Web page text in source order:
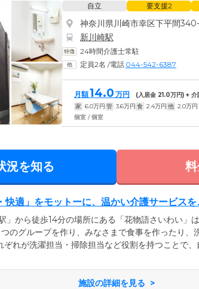
自立 要支援2
神奈川県川崎市幸区下平間
新川崎駅
24時間介護士常駐
定員2名 /電話 044-542-6387
月額14.0 万円 (入居金 21.0万円) + 介
家 6.0万円 管 3.6万円 食 2.4万円 他 2.0万円
個室 / 個室
況を知る
快適」をモットーに、温かい介護サービス
」から徒歩14分の場所にある「花物語さいわい」
のグループを作り、みなさまで食事を作ったり、
ぞれが洗濯担当・掃除担当など役割を持つことで、
に、「安らぎ・自由・快適」をモットーに、温か
常駐し、ご入居者様を見守ります。夜間も巡回し
施設の詳細を見る